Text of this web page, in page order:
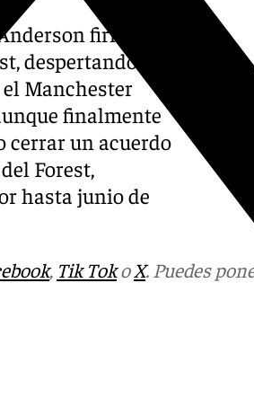
firmó
despertando el
el Manchester
finalmente
cerrar un acuerdo
Forest,
hasta junio de
, Tik TokoX. Puedes